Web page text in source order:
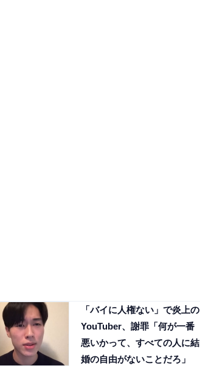
「バイに人権ない」で炎上の
YouTuber、謝罪「何が一番
悪いかって、すべての人に結
婚の自由がないことだろ」